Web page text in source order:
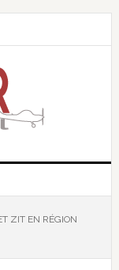
ZIT EN RÉGION